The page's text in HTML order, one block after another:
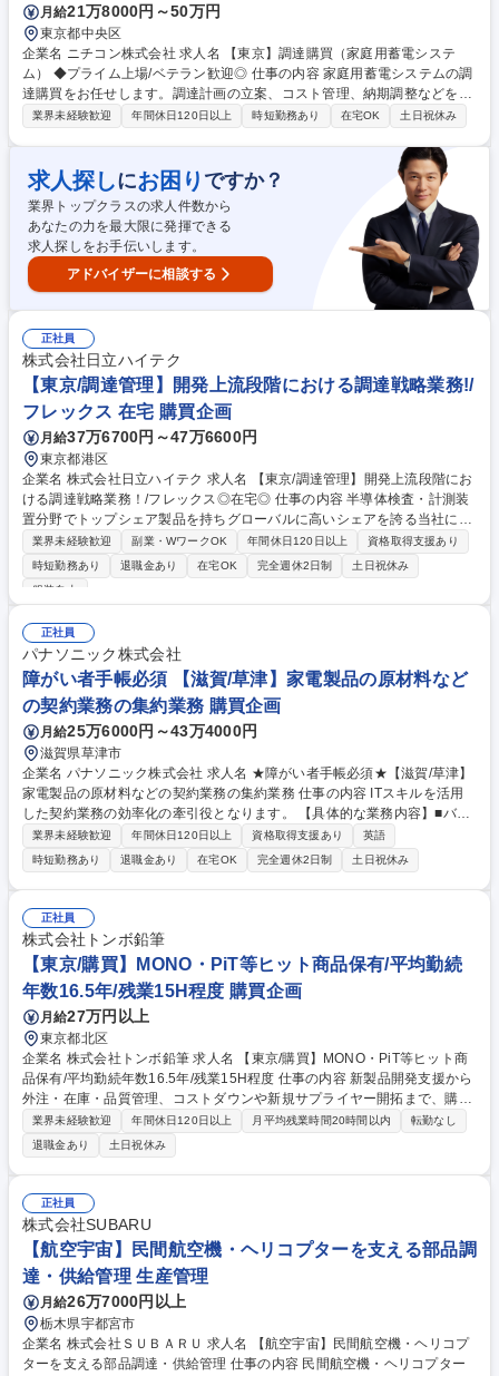
月給21万8000円～50万円
東京都中央区
企業名 ニチコン株式会社 求人名 【東京】調達購買（家庭用蓄電システ
ム） ◆プライム上場/ベテラン歓迎◎ 仕事の内容 家庭用蓄電システムの調
達購買をお任せします。調達計画の立案、コスト管理、納期調整などを通
じて、安定した生産体制の構築に取り組んでいただきます。 具体的には、
管理、サプライヤーとの交渉を担当していただきます。コスト・品質・納
期のバランスを取りながら、現場と連携して調達プロセス全体を改善し、
生産の安定供給を支えていただきます。過去の実績を活かし、調達戦略の
構築にも貢献いただけます。 募集職種 【東京】調達購買（家庭用蓄電シ
ステム） ◆プライム上場/ベテラン歓迎◎
業界未経験歓迎 年間休日120日以上 時短勤務あり 在宅OK 土日祝休み
求人探しにお困り ですか？
業界トップクラスの求人件数から
あなたの力を最大限に発揮できる
求人探しをお手伝いします。
アドバイザーに相談する
正社員
株式会社日立ハイテク
【東京/調達管理】開発上流段階における調達戦略業務!/
フレックス 在宅 購買企画
月給37万6700円～47万6600円
東京都港区
企業名 株式会社日立ハイテク 求人名 【東京/調達管理】開発上流段階にお
ける調達戦略業務！/フレックス◎在宅◎ 仕事の内容 半導体検査・計測装
置分野でトップシェア製品を持ちグローバルに高いシェアを誇る当社に
て、サプライヤー管理および各種予実算管理等の業務をお任せします。調
達から技術レベルの底上げを図っていく重要業務です ○調達横断施策の立
案・推進と調達額・原価低減の予実管理 ○下請法・建業法・印紙税法の法
-SOX対応に向けた進捗管理 ○調達部門の経費・固定資産・情報セキュリテ
ィ/CSR管理を本社と推進 ○サプライヤー口座・契約書などのサプライヤマ
ネジメントをバイヤーと協働で実施 ○部内インフラ対応やDX推進に関与
し、業務プロセスの効率化を支援 募集職種 【東京/調達管理】開発上流段
階における調達戦略業務！/フレックス◎在宅◎
業界未経験歓迎 副業・WワークOK 年間休日120日以上
資格取得支援あり
時短勤務あり
退職金あり 在宅OK 完全週休2日制
土日祝休み
服装自由
正社員
パナソニック株式会社
障がい者手帳必須 【滋賀/草津】家電製品の原材料など
の契約業務の集約業務 購買企画
月給25万6000円～43万4000円
滋賀県草津市
企業名 パナソニック株式会社 求人名 ★障がい者手帳必須★【滋賀/草津】
家電製品の原材料などの契約業務の集約業務 仕事の内容 ITスキルを活用
した契約業務の効率化の牽引役となります。 【具体的な業務内容】■バイ
ヤーを問わない定型業務の集約対応(原材料・為替変動の単価変更と傾向
管理、各種伝票発行業務)■バイヤー業務効率化のITツール開発(取引状況の
見える化、データの自動集計と分析) 【キャリアパス】■CPO傘下のITスペ
シャリスト人材 ■障害の状況によるが海外出張可能ならバイヤーとしてグ
ローバルに活躍可能 募集職種 ★障がい者手帳必須★【滋賀/草津】家電製
品の原材料などの契約業務の集約業務
業界未経験歓迎 年間休日120日以上 資格取得支援あり
英語
時短勤務あり
退職金あり 在宅OK 完全週休2日制 土日祝休み
正社員
株式会社トンボ鉛筆
【東京/購買】MONO・PiT等ヒット商品保有/平均勤続
年数16.5年/残業15H程度 購買企画
月給27万円以上
東京都北区
企業名 株式会社トンボ鉛筆 求人名 【東京/購買】MONO・PiT等ヒット商
品保有/平均勤続年数16.5年/残業15H程度 仕事の内容 新製品開発支援から
外注・在庫・品質管理、コストダウンや新規サプライヤー開拓まで、購買
業務全般を担当。 【業務内容】■部材、外注委託加工部品の業者との調整
業務及び生産部門への入荷管理業務 ■部材、外注加工部品の納入時品質確
認、検収業務 ■部材、外注加工部品の品質改善業務、納期、数量改善業務
■購買部品の品質異常に関し、業者への品質対策交渉 ■生産管理システム
への購買部品入力業務 募集職種 【東京/購買】MONO・PiT等ヒット商品
保有/平均勤続年数16.5年/残業15H程度
業界未経験歓迎 年間休日120日以上 月平均残業時間20時間以内
転勤なし
退職金あり
土日祝休み
正社員
株式会社SUBARU
【航空宇宙】民間航空機・ヘリコプターを支える部品調
達・供給管理 生産管理
月給26万7000円以上
栃木県宇都宮市
企業名 株式会社ＳＵＢＡＲＵ 求人名 【航空宇宙】民間航空機・ヘリコプ
ターを支える部品調達・供給管理 仕事の内容 民間航空機・ヘリコプター